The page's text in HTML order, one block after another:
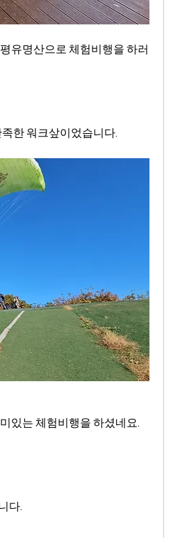
유명산으로 체험비행을 하러
한 워크샆이었습니다.
있는 체험비행을 하셨네요.
다.